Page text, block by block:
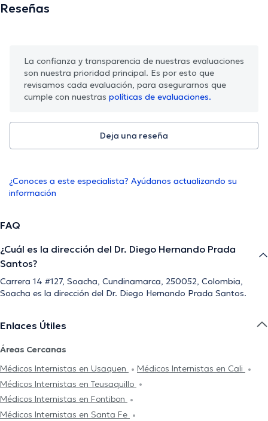
Reseñas
La confianza y transparencia de nuestras evaluaciones
son nuestra prioridad principal. Es por esto que
revisamos cada evaluación, para asegurarnos que
cumple con nuestras políticas de evaluaciones.
Deja una reseña
¿Conoces a este especialista? Ayúdanos actualizando su
información
FAQ
¿Cuál es la dirección del Dr. Diego Hernando Prada
Santos?
Carrera 14 #127, Soacha, Cundinamarca, 250052, Colombia,
Soacha es la dirección del Dr. Diego Hernando Prada Santos.
Enlaces Útiles
Áreas Cercanas
Médicos Internistas en Usaquen
Médicos Internistas en Cali
Médicos Internistas en Teusaquillo
Médicos Internistas en Fontibon
Médicos Internistas en Santa Fe